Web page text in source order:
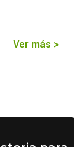
Ver más >